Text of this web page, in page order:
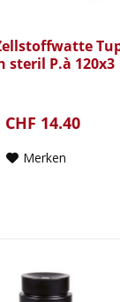
steril P.à 120x3
CHF 14.40
Merken